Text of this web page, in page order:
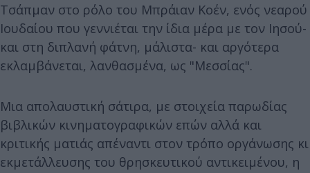
Τσάπμαν στο ρόλο του Μπράιαν Κοέν, ενός νεαρού
Ιουδαίου που γεννιέται την ίδια μέρα με τον Ιησού-
και στη διπλανή φάτνη, μάλιστα- και αργότερα
εκλαμβάνεται, λανθασμένα, ως "Μεσσίας".
Μια απολαυστική σάτιρα, με στοιχεία παρωδίας
βιβλικών κινηματογραφικών επών αλλά και
κριτικής ματιάς απέναντι στον τρόπο οργάνωσης κι
εκμετάλλευσης του θρησκευτικού αντικειμένου, η